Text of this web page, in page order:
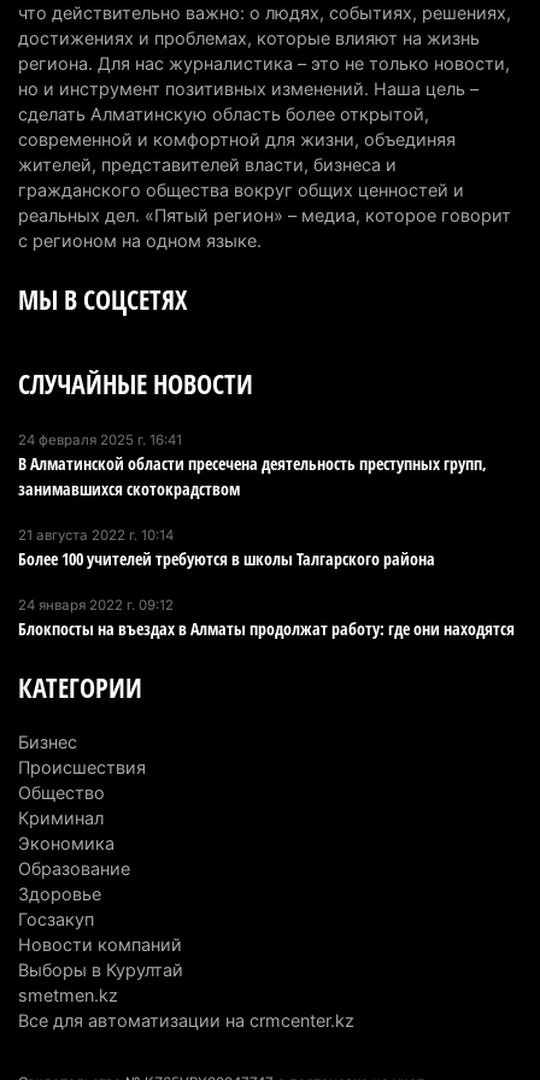
7 августа 2026 г. 06:28 268
В Алматинской области отменили приговор за
наркотики из-за того, что подсудимому не дали
последнее слово
6 августа 2026 г. 17:04
Проезд по БАКАД резко подорожал: в
Алматинской области начали действовать новые
6 августа 2026 г. 14:36
сборы в Алматинскую область
Первый раз с ИИ в первый класс: казахстанских
первоклассников начнут учить искусственному
6 августа 2026 г. 10:47
Казахстанцы назвали доход, при котором не
считают себя бедными
полностью ликвидирован спустя три дня
6 августа 2026 г. 08:51
Минэкологии опровергло фото тигра возле села
в Алматинской области
5 августа 2026 г. 17:06
Казахстан стал лидером Центральной Азии в
мировом рейтинге благополучия
5 августа 2026 г. 13:55
что действительно важно: о людях, событиях, решениях,
достижениях и проблемах, которые влияют на жизнь
региона. Для нас журналистика – это не только новости,
но и инструмент позитивных изменений. Наша цель –
сделать Алматинскую область более открытой,
современной и комфортной для жизни, объединяя
жителей, представителей власти, бизнеса и
гражданского общества вокруг общих ценностей и
реальных дел. «Пятый регион» – медиа, которое говорит
с регионом на одном языке.
МЫ В СОЦСЕТЯХ
СЛУЧАЙНЫЕ НОВОСТИ
24 февраля 2025 г. 16:41
В Алматинской области пресечена деятельность преступных групп,
занимавшихся скотокрадством
21 августа 2022 г. 10:14
Более 100 учителей требуются в школы Талгарского района
24 января 2022 г. 09:12
Блокпосты на въездах в Алматы продолжат работу: где они находятся
КАТЕГОРИИ
Бизнес
Происшествия
Общество
Криминал
Экономика
Образование
Здоровье
Госзакуп
Новости компаний
Выборы в Курултай
smetmen.kz
Все для автоматизации на crmcenter.kz